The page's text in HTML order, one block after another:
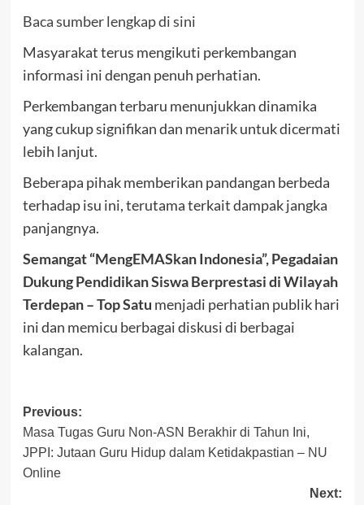
Baca sumber lengkap di sini
Masyarakat terus mengikuti perkembangan
informasi ini dengan penuh perhatian.
Perkembangan terbaru menunjukkan dinamika
yang cukup signifikan dan menarik untuk dicermati
lebih lanjut.
Beberapa pihak memberikan pandangan berbeda
terhadap isu ini, terutama terkait dampak jangka
panjangnya.
Semangat “MengEMASkan Indonesia”, Pegadaian
Dukung Pendidikan Siswa Berprestasi di Wilayah
Terdepan – Top Satu menjadi perhatian publik hari
ini dan memicu berbagai diskusi di berbagai
kalangan.
Post
navigation
Previous:
Masa Tugas Guru Non-ASN Berakhir di Tahun Ini,
JPPI: Jutaan Guru Hidup dalam Ketidakpastian – NU
Online
Next: